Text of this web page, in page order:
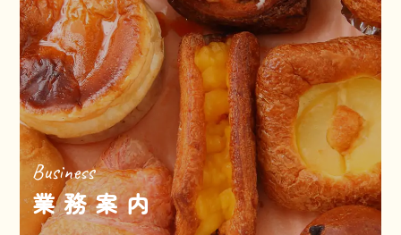
Business
業務案内